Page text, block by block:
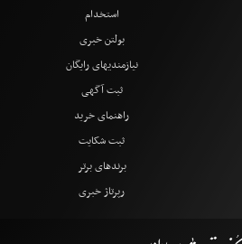
استخدام
بولتن خبری
نیازمندیهای رایگان
ثبت آگهی
راهنمای خرید
ثبت شکایت
برندهای برتر
رپرتاژ خبری